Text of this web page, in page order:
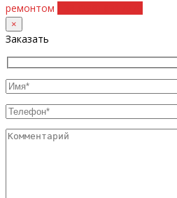
ремонтом
×
Заказать